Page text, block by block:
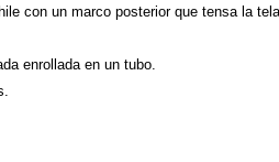
con un marco posterior que tensa la
enrollada en un tubo.